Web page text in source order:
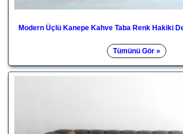
Modern Üçlü Kanepe Kahve Taba Renk Hakiki
Tümünü Gör »